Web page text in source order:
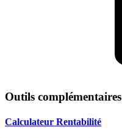
Outils complémentaires
Calculateur Rentabilité